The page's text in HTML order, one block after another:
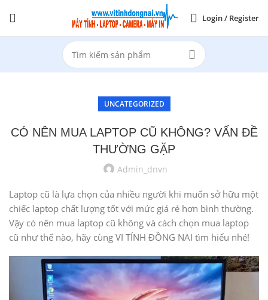
Login / Register
UNCATEGORIZED
CÓ NÊN MUA LAPTOP CŨ KHÔNG? VẤN ĐỀ
THƯỜNG GẶP
Admin_dnvn
Laptop cũ là lựa chọn của nhiều người khi muốn sở hữu một
chiếc laptop chất lượng tốt với mức giá rẻ hơn bình thường.
Vậy có nên mua laptop cũ không và cách chọn mua laptop
cũ như thế nào, hãy cùng VI TÍNH ĐỒNG NAI tìm hiểu nhé!